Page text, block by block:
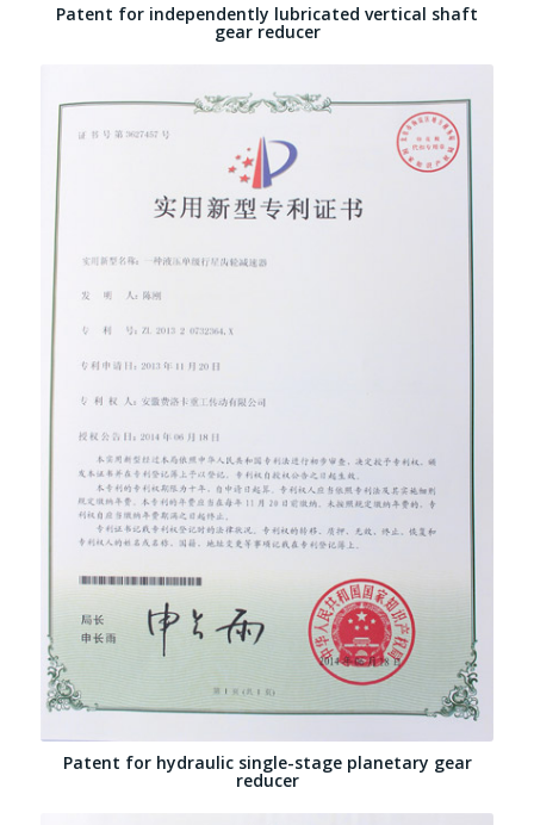
Patent for independently lubricated vertical shaft
gear reducer
Patent for hydraulic single-stage planetary gear
reducer